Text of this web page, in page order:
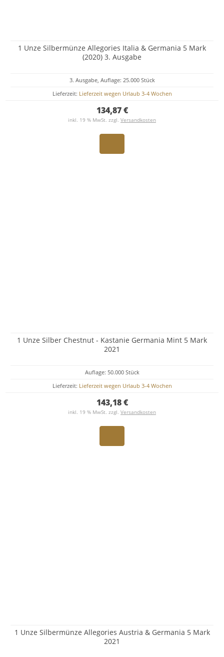
1 Unze Silbermünze Allegories Italia & Germania 5 Mark
(2020) 3. Ausgabe
3. Ausgabe, Auflage: 25.000 Stück
Lieferzeit: Lieferzeit wegen Urlaub 3-4 Wochen
134,87 €
inkl. 19 % MwSt. zzgl. Versandkosten
1 Unze Silber Chestnut - Kastanie Germania Mint 5 Mark
2021
Auflage: 50.000 Stück
Lieferzeit: Lieferzeit wegen Urlaub 3-4 Wochen
143,18 €
inkl. 19 % MwSt. zzgl. Versandkosten
1 Unze Silbermünze Allegories Austria & Germania 5 Mark
2021